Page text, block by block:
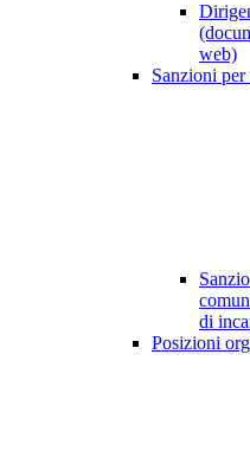
web)
Sanzioni
di
Posizioni